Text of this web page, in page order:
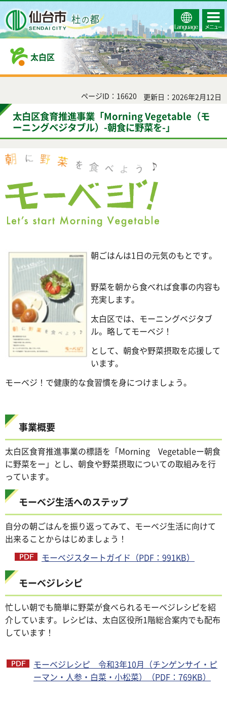
Select
Language
コンテ
ンツメ
ニュー
太白区
ページID：16620 更新日：2026年2月12日
太白区食育推進事業「Morning Vegetable（モ
ーニングベジタブル）-朝食に野菜を-」
朝ごはんは1日の元気のもとです。
野菜を朝から食べれば食事の内容も
充実します。
太白区では、モーニングベジタブ
ル。略してモーベジ！
として、朝食や野菜摂取を応援して
います。
モーベジ！で健康的な食習慣を身につけましょう。
事業概要
太白区食育推進事業の標語を「Morning Vegetableー朝食
に野菜をー」とし、朝食や野菜摂取についての取組みを行
っています。
モーベジ生活へのステップ
自分の朝ごはんを振り返ってみて、モーベジ生活に向けて
出来ることからはじめましょう！
モーベジスタートガイド（PDF：991KB）
モーベジレシピ
忙しい朝でも簡単に野菜が食べられるモーベジレシピを紹
介しています。レシピは、太白区役所1階総合案内でも配布
しています！
モーベジレシピ 令和3年10月（チンゲンサイ・ピ
ーマン・人参・白菜・小松菜）（PDF：769KB）